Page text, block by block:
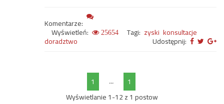
Komentarze:
Wyświetleń: 25654 Tagi: zyski konsultacje
doradztwo Udostępnij:
1 ...
1
Wyświetlanie 1-12 z 1 postow